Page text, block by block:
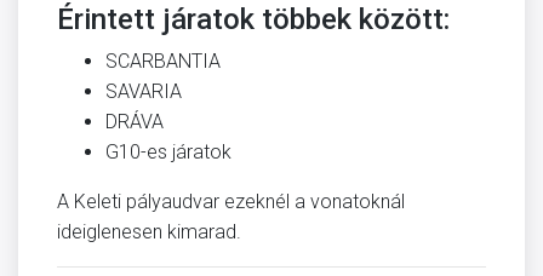
Érintett járatok többek között:
SCARBANTIA
SAVARIA
DRÁVA
G10-es járatok
A Keleti pályaudvar ezeknél a vonatoknál
ideiglenesen kimarad.